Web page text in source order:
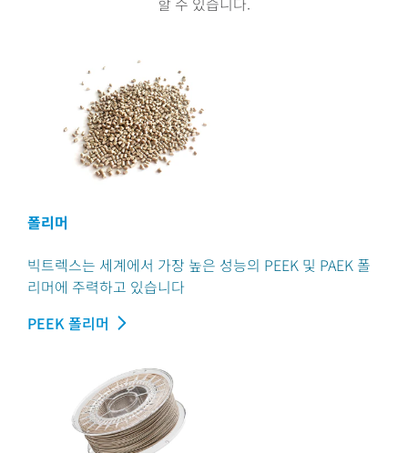
폴리머
빅트렉스는 세계에서 가장 높은 성능의 PEEK 및 PAEK 폴
리머에 주력하고 있습니다
PEEK 폴리머